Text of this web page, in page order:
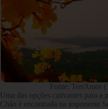
Fonte: TerrAmor
Uma das opções cativantes para
Chão é encontrada na imponente